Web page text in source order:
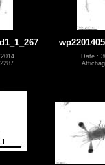
Date :